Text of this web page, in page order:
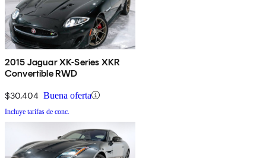
2015 Jaguar XK-Series XKR
Convertible RWD
$30,404 Buena oferta
Incluye tarifas de conc.